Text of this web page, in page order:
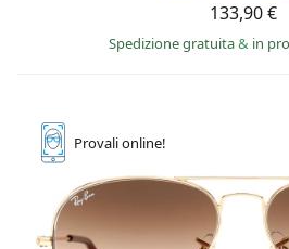
133,90 €
Spedizione gratuita& in
Provalionline!